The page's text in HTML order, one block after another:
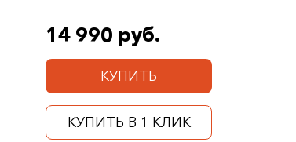
14 990 руб.
КУПИТЬ
КУПИТЬ В 1 КЛИК